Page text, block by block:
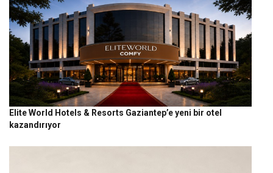
Elite World Hotels & Resorts Gaziantep’e yeni bir otel
kazandırıyor